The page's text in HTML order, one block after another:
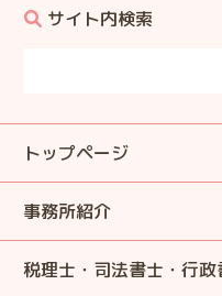
サイト内検索
トップページ
事務所紹介
税理士・司法書士・行政